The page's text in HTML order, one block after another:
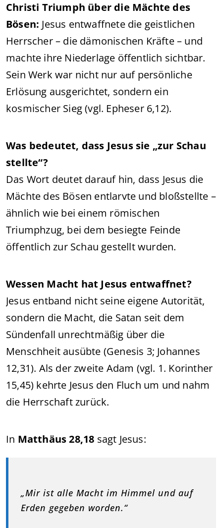
Christi Triumph über die Mächte des
Bösen: Jesus entwaffnete die geistlichen
Herrscher – die dämonischen Kräfte – und
machte ihre Niederlage öffentlich sichtbar.
Sein Werk war nicht nur auf persönliche
Erlösung ausgerichtet, sondern ein
kosmischer Sieg (vgl. Epheser 6,12).
Was bedeutet, dass Jesus sie „zur Schau
stellte“?
Das Wort deutet darauf hin, dass Jesus die
Mächte des Bösen entlarvte und bloßstellte –
ähnlich wie bei einem römischen
Triumphzug, bei dem besiegte Feinde
öffentlich zur Schau gestellt wurden.
Wessen Macht hat Jesus entwaffnet?
Jesus entband nicht seine eigene Autorität,
sondern die Macht, die Satan seit dem
Sündenfall unrechtmäßig über die
Menschheit ausübte (Genesis 3; Johannes
12,31). Als der zweite Adam (vgl. 1. Korinther
15,45) kehrte Jesus den Fluch um und nahm
die Herrschaft zurück.
In Matthäus 28,18 sagt Jesus:
„Mir ist alle Macht im Himmel und auf
Erden gegeben worden.“